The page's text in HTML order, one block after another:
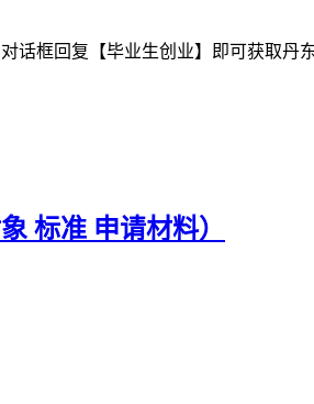
话框回复【毕业生创业】即可获取丹
标准 申请材料）